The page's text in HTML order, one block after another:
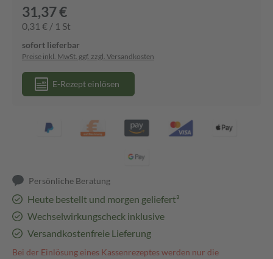
31,37 €
0,31 € / 1 St
sofort lieferbar
Preise inkl. MwSt. ggf. zzgl. Versandkosten
E-Rezept einlösen
Persönliche Beratung
Heute bestellt und morgen geliefert³
Wechselwirkungscheck inklusive
Versandkostenfreie Lieferung
Bei der Einlösung eines Kassenrezeptes werden nur die